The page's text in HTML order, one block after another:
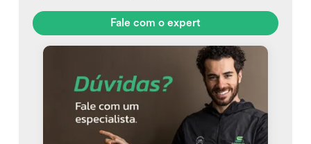
Fale com o expert